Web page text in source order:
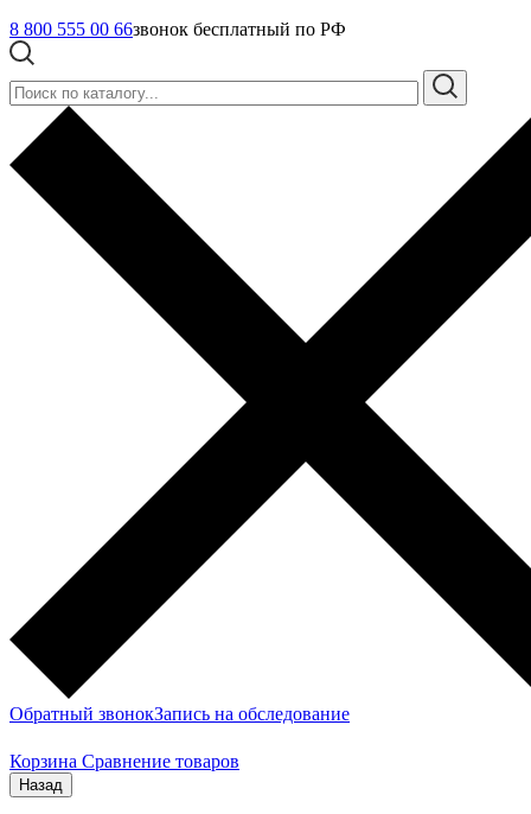
8 800 555 00 66звонок бесплатный по РФ
Обратный звонокЗапись на обследование
Корзина Сравнение товаров
Назад